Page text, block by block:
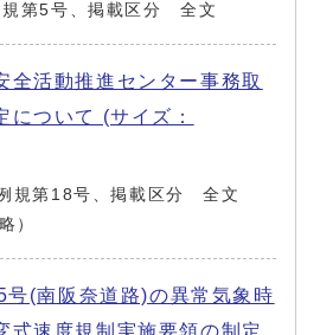
規第5号、掲載区分 全文
全活動推進センター事務取
について (サイズ：
規第18号、掲載区分 全文
）
号(南阪奈道路)の異常気象時
式速度規制実施要領の制定